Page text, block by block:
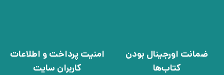
ضمانت اورجینال بودن
کتاب‌ها
امنیت پرداخت و اطلاعات
کاربران سایت